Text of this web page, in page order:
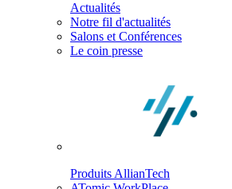
Actualités
Notre fil d'actualités
Salons et Conférences
Le coin presse
Produits AllianTech